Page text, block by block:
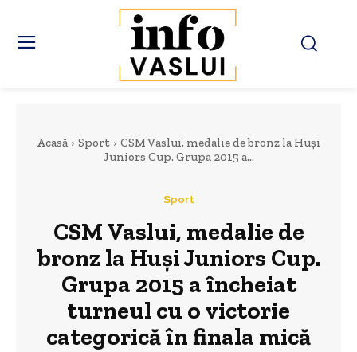
Acasă Sport
CSM Vaslui, medalie de bronz la Huși
Juniors Cup. Grupa 2015 a...
Sport
CSM Vaslui, medalie de
bronz la Huși Juniors Cup.
Grupa 2015 a încheiat
turneul cu o victorie
categorică în finala mică